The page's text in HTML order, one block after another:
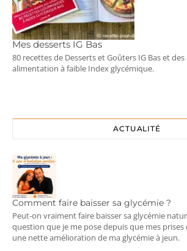
Mes desserts IG Bas
80 recettes de Desserts et Goûters IG Bas et
alimentation à faible Index glycémique.
ACTUALITÉ
Comment faire baisser sa glycémie ?
Peut-on vraiment faire baisser sa glycémie
question que je me pose depuis que mes
une nette amélioration de ma glycémie à jeun.